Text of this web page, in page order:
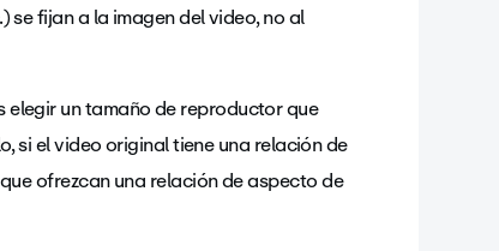
fijan a la imagen del video, no al
elegir un tamaño de reproductor que
si el video original tiene una relación de
ofrezcan una relación de aspecto de